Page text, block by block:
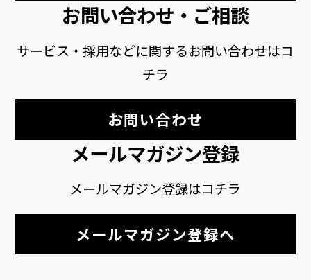
お問い合わせ・ご相談
サービス・採用などに関するお問い合わせはコ
チラ
お問い合わせ
メールマガジン登録
メールマガジン登録はコチラ
メールマガジン登録へ